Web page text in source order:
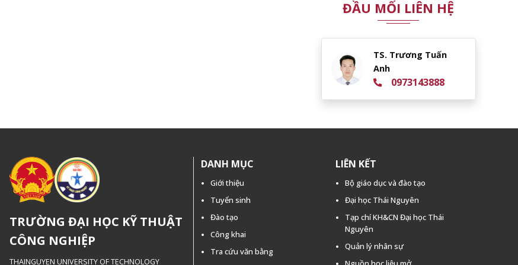
ĐẦU MỐI LIÊN HỆ
TS. Trương Tuấn
Anh
0973143888
TRƯỜNG ĐẠI HỌC KỸ THUẬT
CÔNG NGHIỆP
THAINGUYEN UNIVERSITY OF TECHNOLOGY
DANH MỤC
Giới thiệu
Tuyển sinh
Đào tạo
Công khai
Tra cứu văn bằng
LIÊN KẾT
Bộ giáo dục và đào tạo
Đại học Thái Nguyên
Tạp chí KH&CN Đại học Thái
Nguyên
Quản lý nhân sự